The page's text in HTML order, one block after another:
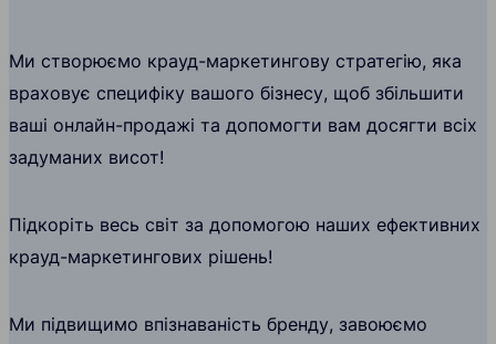
Ми створюємо крауд-маркетингову стратегію, яка
враховує специфіку вашого бізнесу, щоб збільшити
ваші онлайн-продажі та допомогти вам досягти всіх
задуманих висот!
Підкоріть весь світ за допомогою наших ефективних
крауд-маркетингових рішень!
Ми підвищимо впізнаваність бренду, завоюємо